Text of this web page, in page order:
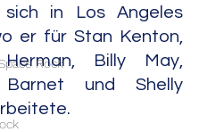
Rock
in Los Angeles
er für Stan Kenton,
Billy May,
Barnet und Shelly